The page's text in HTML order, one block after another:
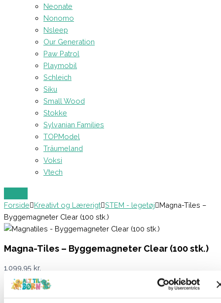
Neonate
Nonomo
Nsleep
Our Generation
Paw Patrol
Playmobil
Schleich
Siku
Small Wood
Stokke
Sylvanian Families
TOPModel
Träumeland
Voksi
Vtech
Forside Kreativt og Lærerigt STEM - legetøj
Magna-Tiles –
Byggemagneter Clear (100 stk.)
Magna-Tiles – Byggemagneter Clear (100 stk.)
1.099,95 kr.
På lager 1-3 hverdages levering